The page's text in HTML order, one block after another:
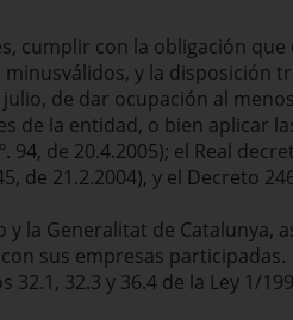
cumplir con la obligación
y la disposición
de dar ocupación al
de la entidad, o bien aplicar
94, de 20.4.2005); el Real
de 21.2.2004), y el Decreto
la Generalitat de Catalunya,
sus empresas participadas.
32.3 y 36.4 de la Ley 1/